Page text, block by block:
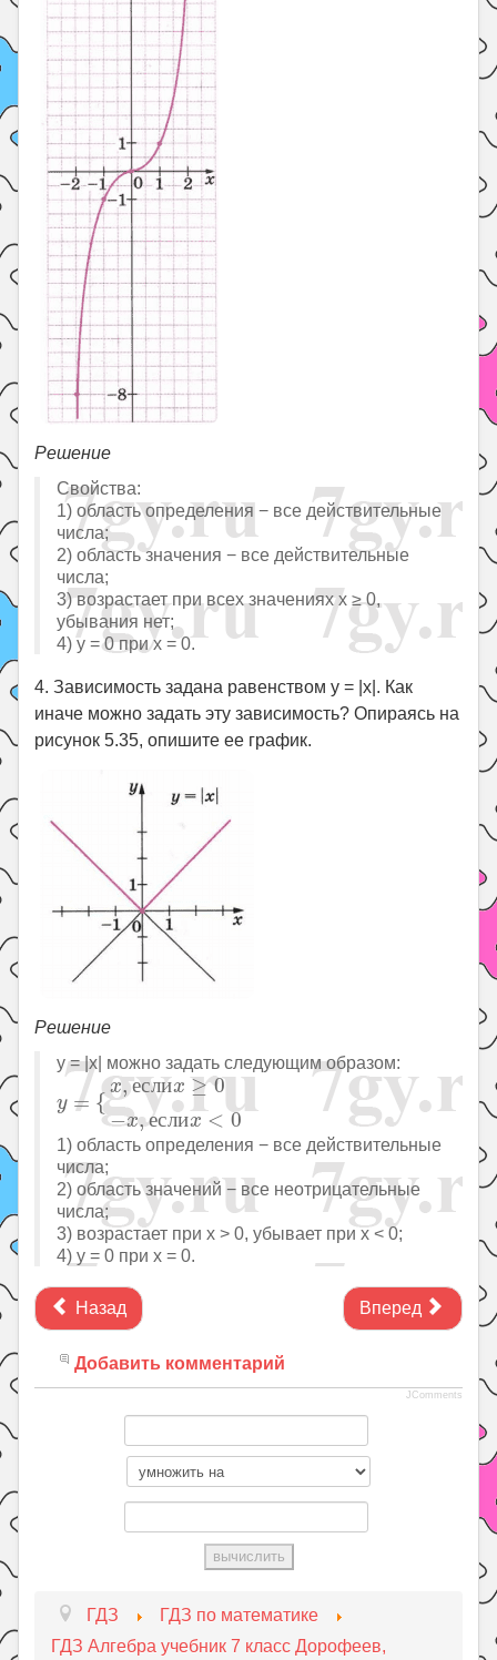
Решение
Свойства:
1) область определения − все действительные
числа;
2) область значения − все действительные
числа;
3) возрастает при всех значениях x ≥ 0,
убывания нет;
4) y = 0 при x = 0.
4. Зависимость задана равенством y = |x|. Как
иначе можно задать эту зависимость? Опираясь на
рисунок 5.35, опишите ее график.
Решение
y = |x| можно задать следующим образом:
y = {
x, еслиx ≥ 0
−x,еслиx < 0
y={x,еслиx≥0−x,еслиx<0
1) область определения − все действительные
числа;
2) область значений − все неотрицательные
числа;
3) возрастает при x > 0, убывает при x < 0;
4) y = 0 при x = 0.
Назад Вперед
Добавить комментарий
JComments
ГДЗ
ГДЗ по математике
ГДЗ Алгебра учебник 7 класс Дорофеев,